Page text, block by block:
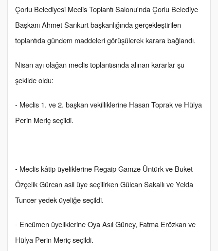
Çorlu Belediyesi Meclis Toplantı Salonu'nda Çorlu Belediye
Başkanı Ahmet Sarıkurt başkanlığında gerçekleştirilen
toplantıda gündem maddeleri görüşülerek karara bağlandı.
Nisan ayı olağan meclis toplantısında alınan kararlar şu
şekilde oldu:
- Meclis 1. ve 2. başkan vekilliklerine Hasan Toprak ve Hülya
Perin Meriç seçildi.
- Meclis kâtip üyeliklerine Regaip Gamze Üntürk ve Buket
Özçelik Gürcan asil üye seçilirken Gülcan Sakallı ve Yelda
Tuncer yedek üyeliğe seçildi.
- Encümen üyeliklerine Oya Asıl Güney, Fatma Erözkan ve
Hülya Perin Meriç seçildi.